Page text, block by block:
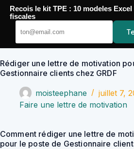
Passer
contenu
YoupiJobs
Rédiger une lettre de motivation
Gestionnaire clients chez GRDF
moisteephane
juillet 7,
Faire une lettre de motivation
Comment rédiger une lettre de
pour le poste de Gestionnaire
Recois le kit TPE : 10 modeles
fiscales